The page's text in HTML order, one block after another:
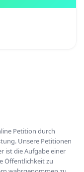
Petition durch
Unsere Petitionen
ist die Aufgabe einer
Öffentlichkeit zu